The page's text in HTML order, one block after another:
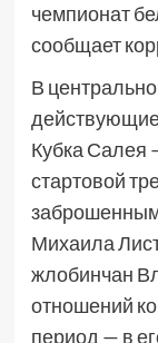
чемпионат
сообщает
В
Кубка Салея
стартовой
Михаила
жлобинчан
отношений
период — в